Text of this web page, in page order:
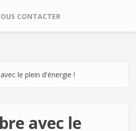
CONTACTER
le plein d'énergie !
avec le